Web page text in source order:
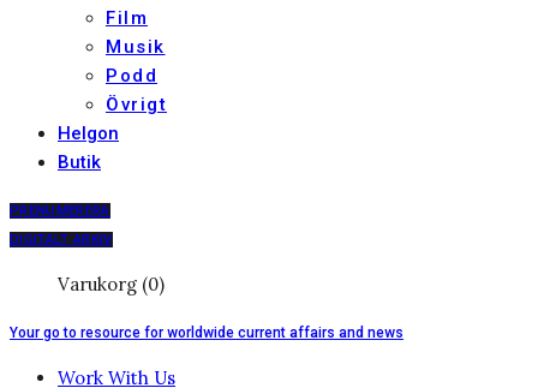
Film
Musik
Podd
Övrigt
Helgon
Butik
PRENUMERERA
DIGITALT ARKIV
Varukorg (0)
Your go to resource for worldwide current affairs and news
Work With Us